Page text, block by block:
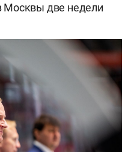
Москвы две недели